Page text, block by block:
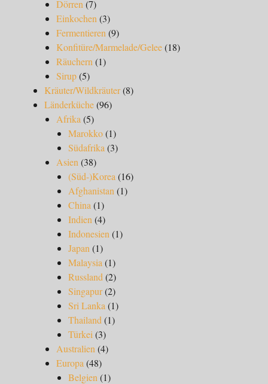
Dörren (7)
Einkochen (3)
Fermentieren (9)
Konfitüre/Marmelade/Gelee(18)
Räuchern (1)
Sirup(5)
Kräuter/Wildkräuter(8)
Länderküche(96)
Afrika (5)
Marokko(1)
Südafrika (3)
Asien (38)
(Süd-)Korea (16)
Afghanistan (1)
China (1)
Indien (4)
Indonesien (1)
Japan (1)
Malaysia (1)
Russland (2)
Singapur(2)
Sri Lanka (1)
Thailand (1)
Türkei (3)
Australien (4)
Europa (48)
Belgien (1)